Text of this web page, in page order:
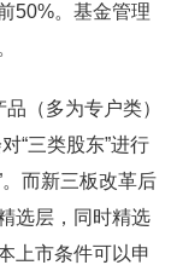
50%。基金管理
（多为专户类）
“三类股东”进行
而新三板改革后
选层，同时精选
上市条件可以申